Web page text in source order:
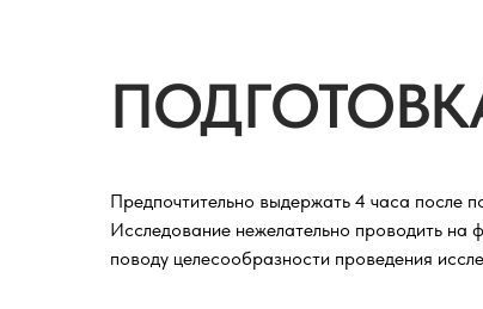
Предпочтительно выдержать 4 часа после
Исследование нежелательно проводить на
поводу целесообразности проведения